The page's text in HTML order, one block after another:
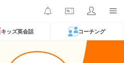
キッズ英会話 コーチング